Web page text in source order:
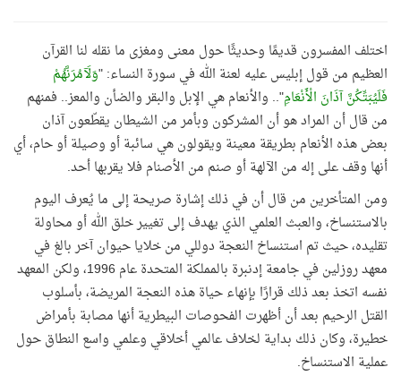
اختلف المفسرون قديمًا وحديثًا حول معنى ومغزى ما نقله لنا القرآن
العظيم من قول إبليس عليه لعنة الله في سورة النساء: "وَلَآمُرَنَّهُمْ
فَلَيُبَتِّكُنَّ آذَانَ الْأَنْعَامِ".. والأنعام هي الإبل والبقر والضأن والمعز.. فمنهم
من قال أن المراد هو أن المشركون وبأمر من الشيطان يقطّعون آذان
بعض هذه الأنعام بطريقة معينة ويقولون هي سائبة أو وصيلة أو حام، أي
أنها وقف على إله من الآلهة أو صنم من الأصنام فلا يقربها أحد.
ومن المتأخرين من قال أن في ذلك إشارة صريحة إلى ما يُعرف اليوم
بالاستنساخ، والعبث العلمي الذي يهدف إلى تغيير خلق الله أو محاولة
تقليده، حيث تم استنساخ النعجة دوللي من خلايا حيوان آخر بالغ في
معهد روزلين في جامعة إدنبرة بالمملكة المتحدة عام 1996، ولكن المعهد
نفسه اتخذ بعد ذلك قرارًا بإنهاء حياة هذه النعجة المريضة، بأسلوب
القتل الرحيم بعد أن أظهرت الفحوصات البيطرية أنها مصابة بأمراض
خطيرة، وكان ذلك بداية لخلاف عالمي أخلاقي وعلمي واسع النطاق حول
عملية الاستنساخ.